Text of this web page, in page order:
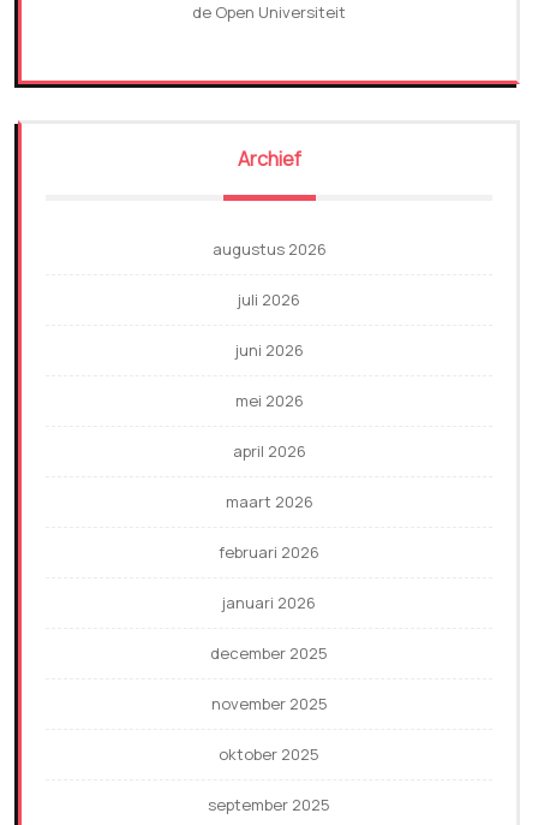
de Open Universiteit
Archief
augustus 2026
juli 2026
juni 2026
mei 2026
april 2026
maart 2026
februari 2026
januari 2026
december 2025
november 2025
oktober 2025
september 2025